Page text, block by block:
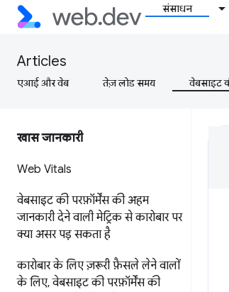
संसाधन
Articles
एआई और वेब तेज़ लोड समय वेबसाइट
खास जानकारी
Web Vitals
वेबसाइट की परफ़ॉर्मेंस की अहम
जानकारी देने वाली मेट्रिक से कारोबार पर
क्या असर पड़ सकता है
कारोबार के लिए ज़रूरी फ़ैसले लेने वालों
के लिए,वेबसाइट की परफ़ॉर्मेंस की